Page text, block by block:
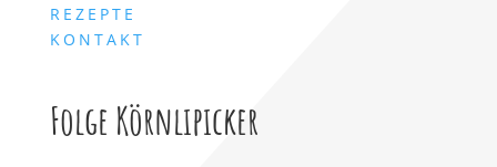
REZEPTE
KONTAKT
Folge Körnlipicker